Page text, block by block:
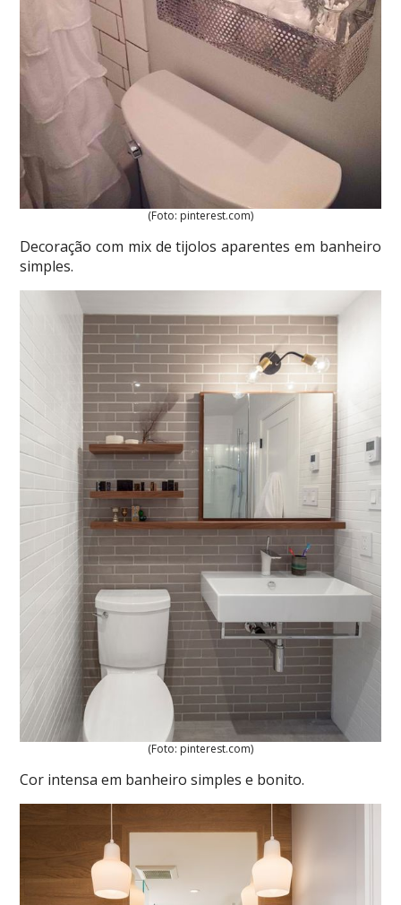
(Foto: pinterest.com)
Decoração com mix de tijolos aparentes em banheiro
simples.
(Foto: pinterest.com)
Cor intensa em banheiro simples e bonito.